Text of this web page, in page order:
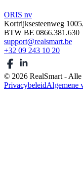
ORIS nv
Kortrijksesteenweg
BTW BE 0866.381.630
support@realsmart.be
+32 09 243 10 20
© 2026 RealSmart - Alle
PrivacybeleidAlgemene